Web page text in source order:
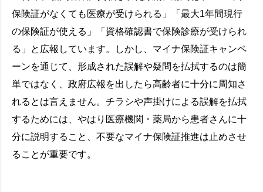
保険証がなくても医療が受けられる」「最大1年間現行
の保険証が使える」「資格確認書で保険診療が受けられ
る」と広報しています。しかし、マイナ保険証キャンペ
ーンを通じて、形成された誤解や疑問を払拭するのは簡
単ではなく、政府広報を出したら高齢者に十分に周知さ
れるとは言えません。チラシや声掛けによる誤解を払拭
するためには、やはり医療機関・薬局から患者さんに十
分に説明すること、不要なマイナ保険証推進は止めさせ
ることが重要です。